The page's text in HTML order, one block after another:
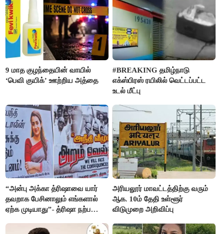
9 மாத குழந்தையின் வாயில்
‘பெவி குயிக்’ ஊற்றிய அத்தை
#BREAKING தமிழ்நாடு
எக்ஸ்பிரஸ் ரயிலில் வெட்டப்பட்ட
உடல் மீட்பு
“அன்பு அக்கா த்ரிஷாவை யார்
தவறாக பேசினாலும் எங்களால்
ஏற்க முடியாது”- த்ரிஷா நற்பணி
அரியலூர் மாவட்டத்திற்கு வரும்
ஆக. 10ம் தேதி உள்ளூர்
விடுமுறை அறிவிப்பு